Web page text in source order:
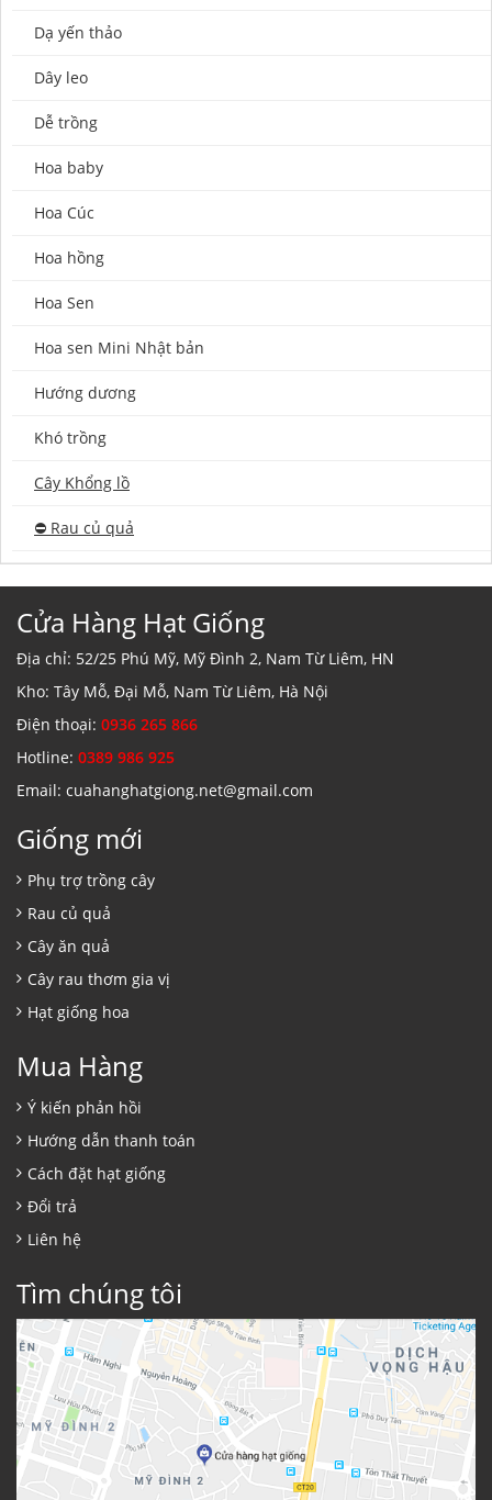
Dạ yến thảo
Dây leo
Dễ trồng
Hoa baby
Hoa Cúc
Hoa hồng
Hoa Sen
Hoa sen Mini Nhật bản
Hướng dương
Khó trồng
Cây Khổng lồ
⛔️ Rau củ quả
Cửa Hàng Hạt Giống
Địa chỉ: 52/25 Phú Mỹ, Mỹ Đình 2, Nam Từ Liêm, HN
Kho: Tây Mỗ, Đại Mỗ, Nam Từ Liêm, Hà Nội
Điện thoại: 0936 265 866
Hotline: 0389 986 925
Email: cuahanghatgiong.net@gmail.com
Giống mới
Phụ trợ trồng cây
Rau củ quả
Cây ăn quả
Cây rau thơm gia vị
Hạt giống hoa
Mua Hàng
Ý kiến phản hồi
Hướng dẫn thanh toán
Cách đặt hạt giống
Đổi trả
Liên hệ
Tìm chúng tôi